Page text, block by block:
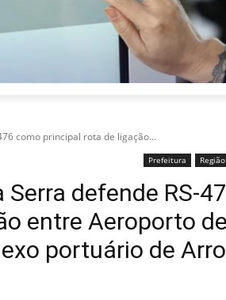
como principal rota de ligação...
Prefeitura Região
defende RS-
entre Aeroporto de
portuário de